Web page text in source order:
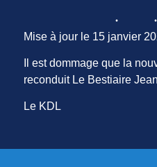
Mise à jour le 15 janvier
Il est dommage que la
reconduit Le Bestiaire
Le KDL